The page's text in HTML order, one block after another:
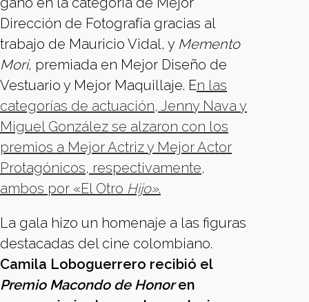
Dirección de Fotografía gracias al
trabajo de Mauricio Vidal, y Memento
Mori, premiada en Mejor Diseño de
Vestuario y Mejor Maquillaje. En las
categorías de actuación, Jenny Nava y
Miguel González se alzaron con los
premios a Mejor Actriz y Mejor Actor
Protagónicos, respectivamente,
ambos por «El Otro Hijo».
La gala hizo un homenaje a las figuras
destacadas del cine colombiano.
Camila Loboguerrero recibió el
Premio Macondo de Honoren